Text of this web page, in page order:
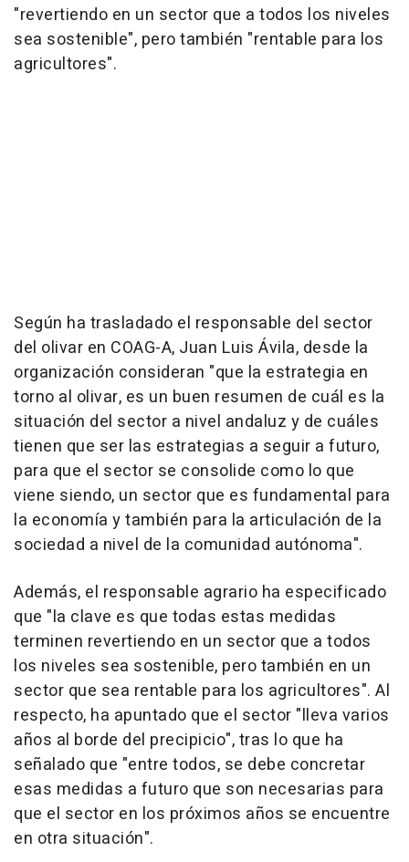
"revertiendo en un sector que a todos los niveles
sea sostenible", pero también "rentable para los
agricultores".
Según ha trasladado el responsable del sector
del olivar en COAG-A, Juan Luis Ávila, desde la
organización consideran "que la estrategia en
torno al olivar, es un buen resumen de cuál es la
situación del sector a nivel andaluz y de cuáles
tienen que ser las estrategias a seguir a futuro,
para que el sector se consolide como lo que
viene siendo, un sector que es fundamental para
la economía y también para la articulación de la
sociedad a nivel de la comunidad autónoma".
Además, el responsable agrario ha especificado
que "la clave es que todas estas medidas
terminen revertiendo en un sector que a todos
los niveles sea sostenible, pero también en un
sector que sea rentable para los agricultores". Al
respecto, ha apuntado que el sector "lleva varios
años al borde del precipicio", tras lo que ha
señalado que "entre todos, se debe concretar
esas medidas a futuro que son necesarias para
que el sector en los próximos años se encuentre
en otra situación".